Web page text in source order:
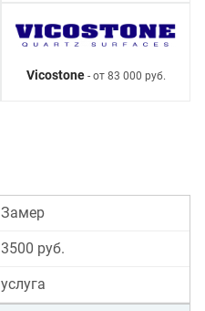
Vicostone- от 83 000 руб.
Замер
3500 руб.
услуга